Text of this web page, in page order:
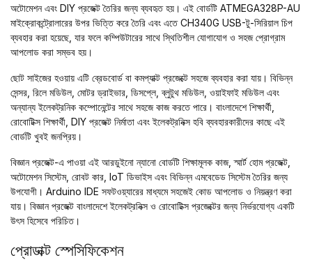
অটোমেশন এবং DIY প্রজেক্ট তৈরির জন্য ব্যবহৃত হয়। এই বোর্ডটি ATMEGA328P-AU
মাইক্রোকন্ট্রোলারের উপর ভিত্তি করে তৈরি এবং এতে CH340G USB-টু-সিরিয়াল চিপ
ব্যবহার করা হয়েছে, যার ফলে কম্পিউটারের সাথে স্থিতিশীল যোগাযোগ ও সহজ প্রোগ্রাম
আপলোড করা সম্ভব হয়।
ছোট সাইজের হওয়ায় এটি ব্রেডবোর্ড বা কমপ্যাক্ট প্রজেক্টে সহজে ব্যবহার করা যায়। বিভিন্ন
সেন্সর, রিলে মডিউল, মোটর ড্রাইভার, ডিসপ্লে, ব্লুটুথ মডিউল, ওয়াইফাই মডিউল এবং
অন্যান্য ইলেকট্রনিক কম্পোনেন্টের সাথে সহজে কাজ করতে পারে। বাংলাদেশে শিক্ষার্থী,
রোবোটিক্স শিক্ষার্থী, DIY প্রজেক্ট নির্মাতা এবং ইলেকট্রনিক্স হবি ব্যবহারকারীদের কাছে এই
বোর্ডটি খুবই জনপ্রিয়।
বিজ্ঞান প্রজেক্ট-এ পাওয়া এই আরডুইনো ন্যানো বোর্ডটি শিক্ষামূলক কাজ, স্মার্ট হোম প্রজেক্ট,
অটোমেশন সিস্টেম, রোবট কার, IoT ডিভাইস এবং বিভিন্ন এমবেডেড সিস্টেম তৈরির জন্য
উপযোগী। Arduino IDE সফটওয়্যারের মাধ্যমে সহজেই কোড আপলোড ও নিয়ন্ত্রণ করা
যায়। বিজ্ঞান প্রজেক্ট বাংলাদেশে ইলেকট্রনিক্স ও রোবোটিক্স প্রজেক্টের জন্য নির্ভরযোগ্য একটি
উৎস হিসেবে পরিচিত।
প্রোডাক্ট স্পেসিফিকেশন